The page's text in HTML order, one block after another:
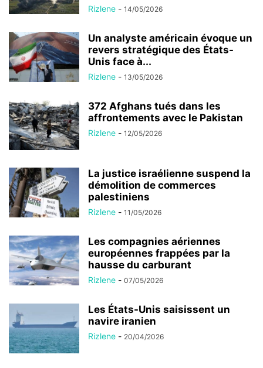
Rizlene - 14/05/2026
Un analyste américain évoque un
revers stratégique des États-
Unis face à...
Rizlene - 13/05/2026
372 Afghans tués dans les
affrontements avec le Pakistan
Rizlene - 12/05/2026
La justice israélienne suspend la
démolition de commerces
palestiniens
Rizlene - 11/05/2026
Les compagnies aériennes
européennes frappées par la
hausse du carburant
Rizlene - 07/05/2026
Les États-Unis saisissent un
navire iranien
Rizlene - 20/04/2026